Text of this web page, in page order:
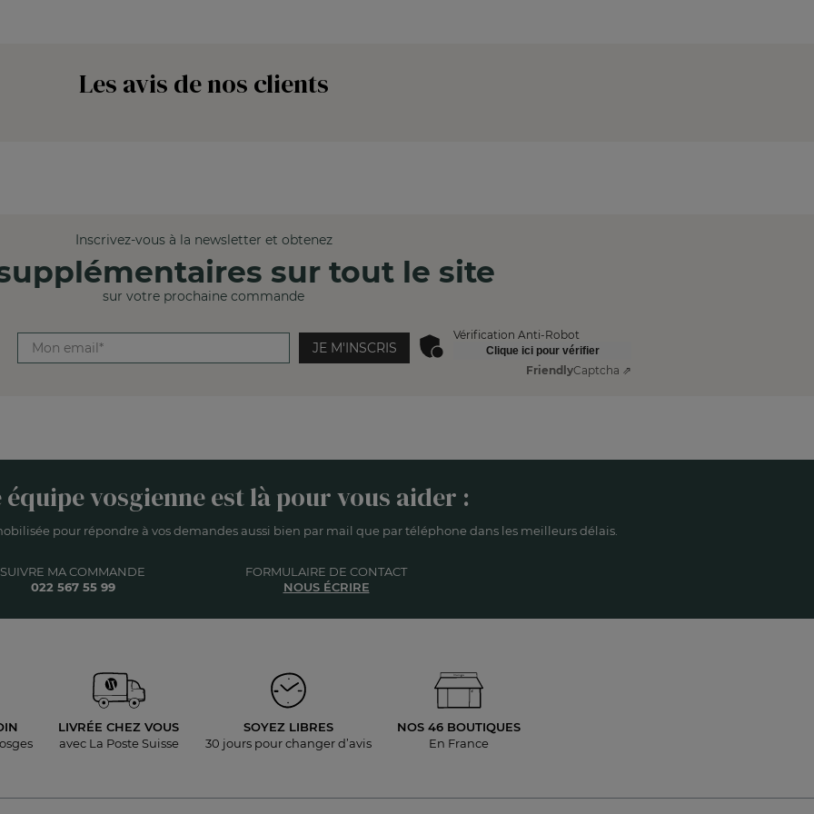
Les avis de nos clients
Inscrivez-vous à la newsletter et obtenez
sur tout le site
sur votre prochaine commande
JE M'INSCRIS
Vérification Anti-Robot
Clique ici pour vérifier
FriendlyCaptcha ⇗
vosgienne est là pour vous aider :
pour répondre à vos demandes aussi bien par mail que par téléphone dans les meilleurs délais.
SUIVRE MA COMMANDE
022 567 55 99
FORMULAIRE DE CONTACT
NOUS ÉCRIRE
LIVRÉE CHEZ VOUS
avec La Poste Suisse
SOYEZ LIBRES
30 jours pourchanger d’avis
NOS 46 BOUTIQUES
En France